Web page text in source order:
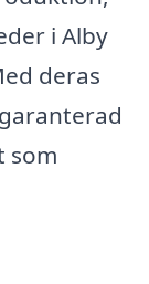
i Alby
deras
som